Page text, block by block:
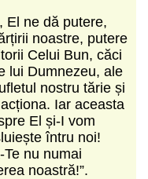
El ne dă putere,
noastre, putere
Celui Bun, căci
lui Dumnezeu, ale
nostru tărie și
Iar aceasta
El și-I vom
întru noi!
nu numai
noastră!”.